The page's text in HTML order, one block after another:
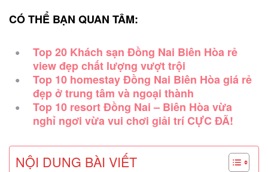
CÓ THỂ BẠN QUAN TÂM:
Top 20 Khách sạn Đồng Nai Biên Hòa rẻ
view đẹp chất lượng vượt trội
Top 10 homestay Đồng Nai Biên Hòa giá rẻ
đẹp ở trung tâm và ngoại thành
Top 10 resort Đồng Nai – Biên Hòa vừa
nghỉ ngơi vừa vui chơi giải trí CỰC ĐÃ!
NỘI DUNG BÀI VIẾT